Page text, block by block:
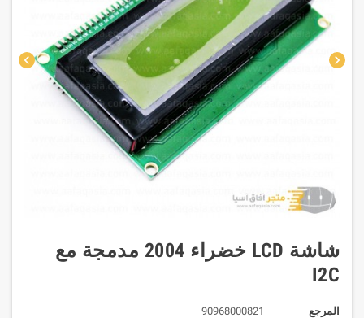
chevron_left chevron_right
شاشة LCD خضراء 2004 مدمجة مع
I2C
المرجع
90968000821